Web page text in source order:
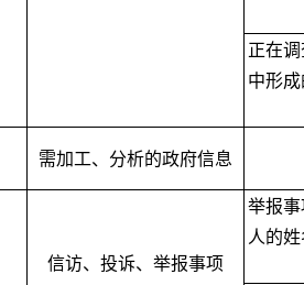
正在
中形
需加工、分析的政府信息
信访、投诉、举报事项
举报
人的